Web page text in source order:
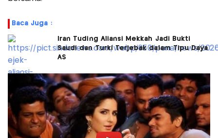
Baca Juga :
Iran Tuding Aliansi Mekkah Jadi Bukti
Saudi dan Turki Terjebak dalam Tipu Daya
AS